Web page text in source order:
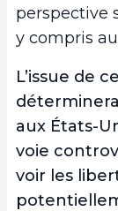
perspective
y compris
L’issue de
aux États-
voie
voir les